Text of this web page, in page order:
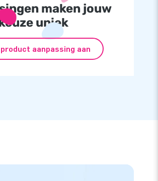
maken jouw
uniek
aanpassing aan